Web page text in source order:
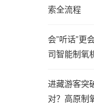
索全流程
会”听话”更
司智能制氧
进藏游客突
对？高原制